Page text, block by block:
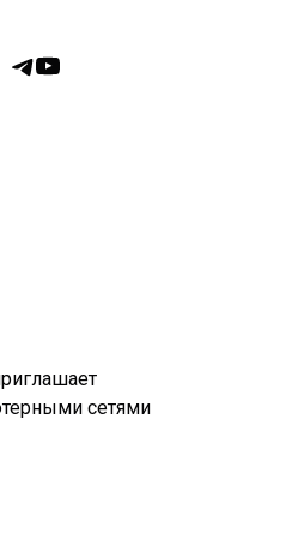
сетями